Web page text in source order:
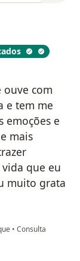
ouve com
e tem me
emoções e
mais
que eu
muito grata
• Consulta